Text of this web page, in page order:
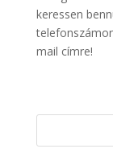
keressen
mail címre!